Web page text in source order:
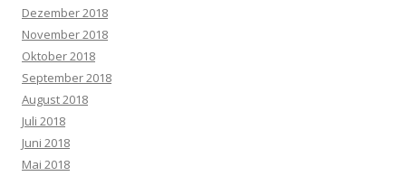
Dezember 2018
November 2018
Oktober 2018
September 2018
August 2018
Juli 2018
Juni 2018
Mai 2018